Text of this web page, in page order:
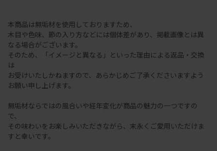
本商品は無垢材を使用しておりますため、
木目や色味、節の入り方などには個体差があり、掲載画像とは異
なる場合がございます。
そのため、「イメージと異なる」といった理由による返品・交換
は
お受けいたしかねますので、あらかじめご了承くださいますよう
お願い申し上げます。
無垢材ならではの風合いや経年変化が商品の魅力の一つですの
で、
その味わいをお楽しみいただきながら、末永くご愛用いただけま
すと幸いです。